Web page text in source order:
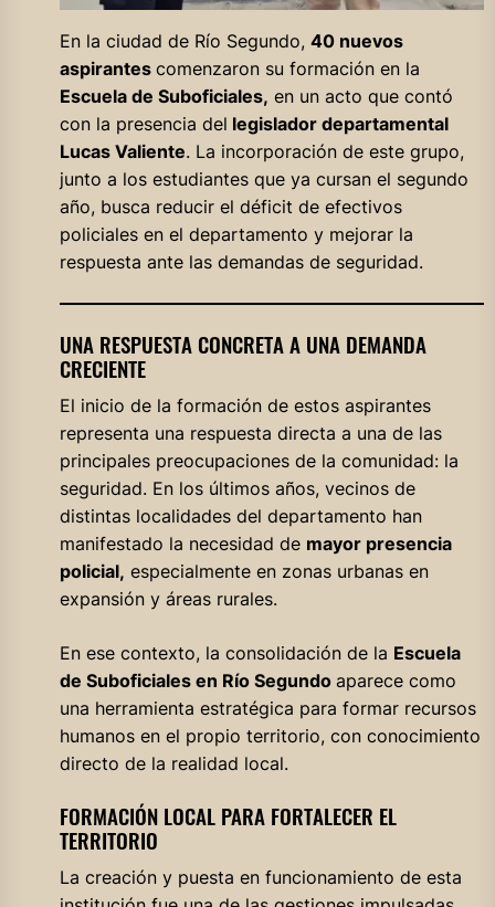
En la ciudad de Río Segundo, 40 nuevos
aspirantes comenzaron su formación en la
Escuela de Suboficiales, en un acto que contó
con la presencia del legislador departamental
Lucas Valiente. La incorporación de este grupo,
junto a los estudiantes que ya cursan el segundo
año, busca reducir el déficit de efectivos
policiales en el departamento y mejorar la
respuesta ante las demandas de seguridad.
UNA RESPUESTA CONCRETA A UNA DEMANDA
CRECIENTE
El inicio de la formación de estos aspirantes
representa una respuesta directa a una de las
principales preocupaciones de la comunidad: la
seguridad. En los últimos años, vecinos de
distintas localidades del departamento han
manifestado la necesidad de mayor presencia
policial, especialmente en zonas urbanas en
expansión y áreas rurales.
En ese contexto, la consolidación de la Escuela
de Suboficiales en Río Segundo aparece como
una herramienta estratégica para formar recursos
humanos en el propio territorio, con conocimiento
directo de la realidad local.
FORMACIÓN LOCAL PARA FORTALECER EL
TERRITORIO
La creación y puesta en funcionamiento de esta